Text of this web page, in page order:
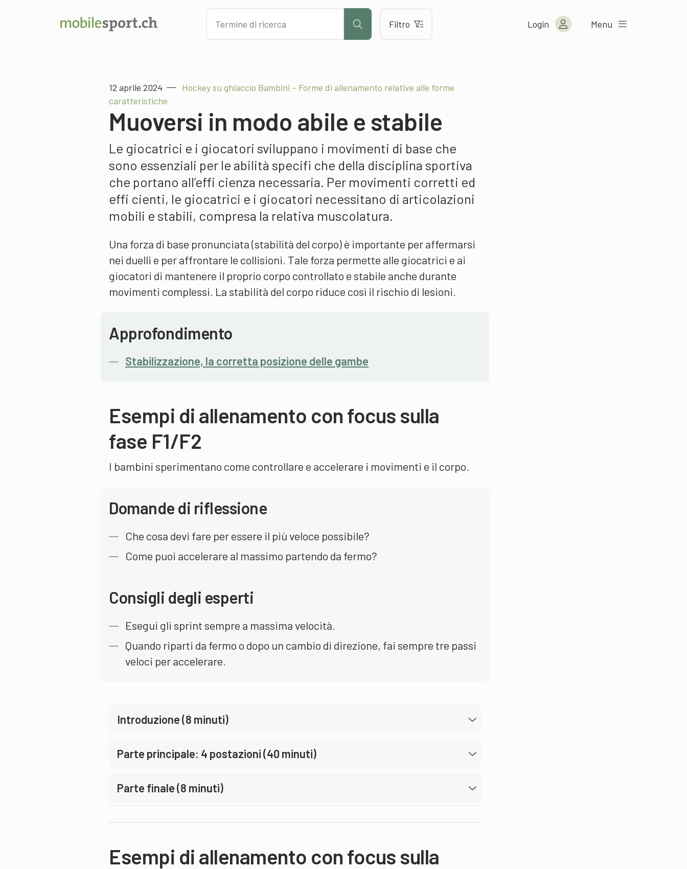
Filtro Login Menu
12 aprile 2024
Hockey su ghiaccio Bambini – Forme di allenamento relative alle forme
caratteristiche
Muoversi in modo abile e stabile
Le giocatrici e i giocatori sviluppano i movimenti di base che
sono essenziali per le abilità specifi che della disciplina sportiva
che portano all’effi cienza necessaria. Per movimenti corretti ed
effi cienti, le giocatrici e i giocatori necessitano di articolazioni
mobili e stabili, compresa la relativa muscolatura.
Una forza di base pronunciata (stabilità del corpo) è importante per affermarsi
nei duelli e per affrontare le collisioni. Tale forza permette alle giocatrici e ai
giocatori di mantenere il proprio corpo controllato e stabile anche durante
movimenti complessi. La stabilità del corpo riduce così il rischio di lesioni.
Approfondimento
Stabilizzazione, la corretta posizione delle gambe
Esempi di allenamento con focus sulla
fase F1/F2
I bambini sperimentano come controllare e accelerare i movimenti e il corpo.
Domande di riflessione
Che cosa devi fare per essere il più veloce possibile?
Come puoi accelerare al massimo partendo da fermo?
Consigli degli esperti
Esegui gli sprint sempre a massima velocità.
Quando riparti da fermo o dopo un cambio di direzione, fai sempre tre passi
veloci per accelerare.
Introduzione (8 minuti)
Parte principale: 4 postazioni (40 minuti)
Parte finale (8 minuti)
Esempi di allenamento con focus sulla